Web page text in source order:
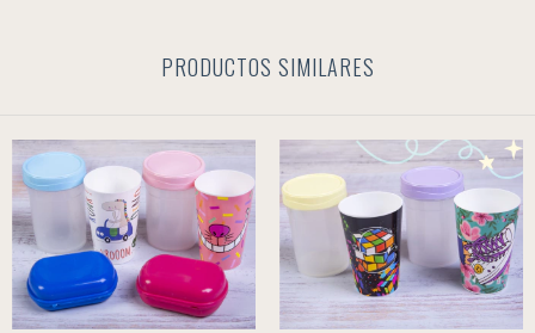
PRODUCTOS SIMILARES